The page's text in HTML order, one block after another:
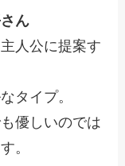
ん
人公に提案す
タイプ。
優しいのでは
。